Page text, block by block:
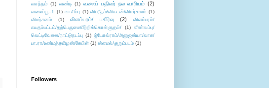
வசந்தம் (1) வண்டி (1) வலைப் பதிவர் நல வாரியம் (2)
வலைப்பூ--1 (1) வாசிப்பு (1) விபரீதம்/விகடன்/விமர்சனம் (1)
விமர்சனம்
(1) விளம்பரம்/ பகிர்வு (2)
விளம்பரம்/
சுயதம்பட்டம்/தற்பெருமை/பீற்றிக்கொள்ளுதல்/
(1) வீண்வம்பு/
வெட்டிவேலை/நாட்டுநடப்பு (1) ஜ்யோவ்ராம்/அனுஜன்யா/வாசு/
பா.ரா/உண்மத்தமிழன்/கேபிள் (1) ஸ்மைல்/குறும்படம் (1)
Followers